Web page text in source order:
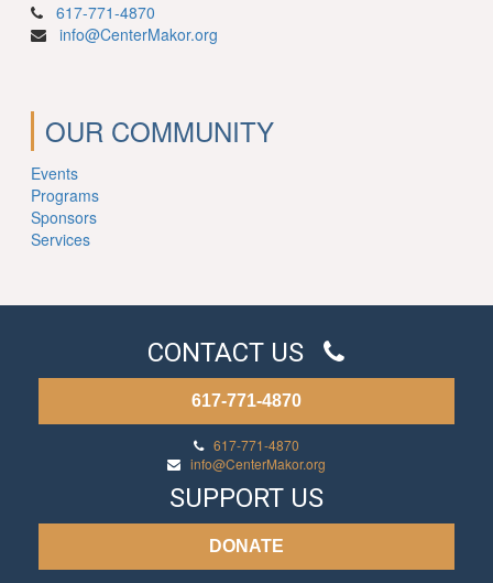
617-771-4870
info@CenterMakor.org
OUR COMMUNITY
Events
Programs
Sponsors
Services
CONTACT US
617-771-4870
617-771-4870
info@CenterMakor.org
SUPPORT US
DONATE